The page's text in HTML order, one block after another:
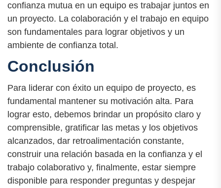
confianza mutua en un equipo es trabajar juntos en
un proyecto. La colaboración y el trabajo en equipo
son fundamentales para lograr objetivos y un
ambiente de confianza total.
Conclusión
Para liderar con éxito un equipo de proyecto, es
fundamental mantener su motivación alta. Para
lograr esto, debemos brindar un propósito claro y
comprensible, gratificar las metas y los objetivos
alcanzados, dar retroalimentación constante,
construir una relación basada en la confianza y el
trabajo colaborativo y, finalmente, estar siempre
disponible para responder preguntas y despejar